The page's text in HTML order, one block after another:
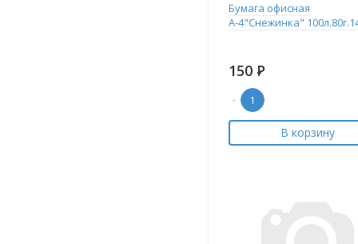
Бумага офисная
А-4"Снежинка"
150 Р
-
В корзину